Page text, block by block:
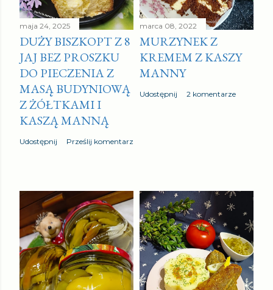
maja 24, 2025
DUŻY BISZKOPT Z 8
JAJ BEZ PROSZKU
DO PIECZENIA Z
MASĄ BUDYNIOWĄ
Z ŻÓŁTKAMI I
KASZĄ MANNĄ
Udostępnij Prześlij komentarz
marca 08, 2022
MURZYNEK Z
KREMEM Z KASZY
MANNY
Udostępnij 2 komentarze